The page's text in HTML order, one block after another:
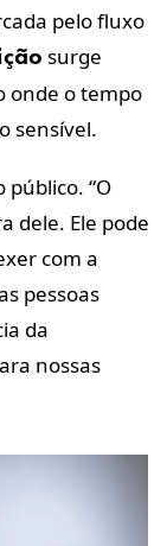
pelo fluxo
surge
onde o tempo
sensível.
“O
dele. Ele pode
com a
pessoas
da
nossas